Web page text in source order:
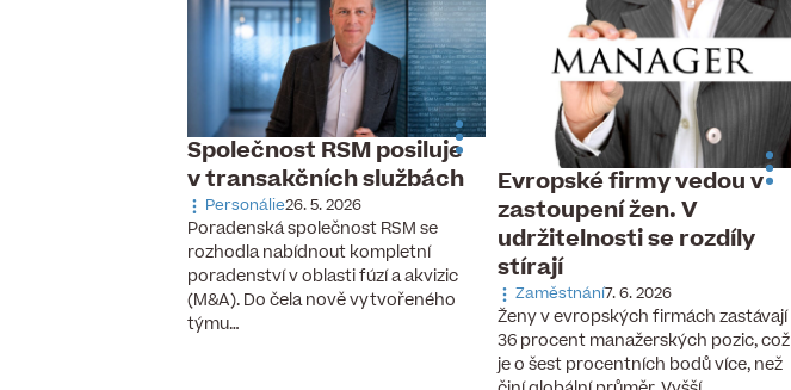
Společnost RSM posiluje
v transakčních službách
Personálie26. 5. 2026
Poradenská společnost RSM se
rozhodla nabídnout kompletní
poradenství v oblasti fúzí a akvizic
(M&A). Do čela nově vytvořeného
týmu…
Evropské firmy vedou v
zastoupení žen. V
udržitelnosti se rozdíly
stírají
Zaměstnání7. 6. 2026
Ženy v evropských firmách zastávají
36 procent manažerských pozic, což
je o šest procentních bodů více, než